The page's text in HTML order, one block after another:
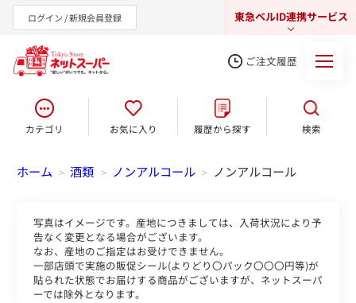
ログイン / 新規会員登録 東急ベルID連携サービス
東急オンラインショップ
ご注文履歴
カテゴリ お気に入り 履歴から探す 検索
ホーム > 酒類 > ノンアルコール > ノンアルコール
写真はイメージです。産地につきましては、入荷状況により予
告なく変更となる場合がございます。
なお、産地のご指定はお受けできません。
一部店頭で実施の販促シール(よりどり〇パック〇〇〇円等)が
貼られた状態でお届けする商品がございますが、ネットスーパ
ーでは除外となります。